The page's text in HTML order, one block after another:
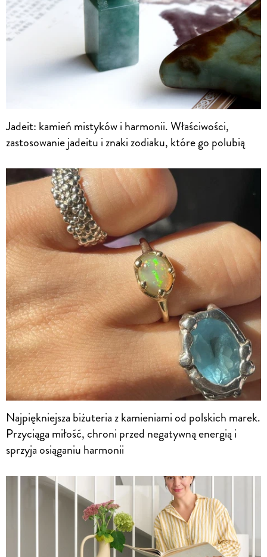
Jadeit: kamień mistyków i harmonii. Właściwości,
zastosowanie jadeitu i znaki zodiaku, które go polubią
Najpiękniejsza biżuteria z kamieniami od polskich marek.
Przyciąga miłość, chroni przed negatywną energią i
sprzyja osiąganiu harmonii